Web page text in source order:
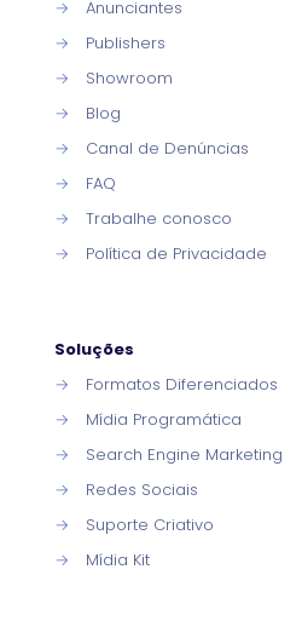
→
Anunciantes
→
Publishers
→
Showroom
→
Blog
→
Canal de Denúncias
→
FAQ
→
Trabalhe conosco
→
Política de Privacidade
Soluções
→
Formatos Diferenciados
→
Mídia Programática
→
Search Engine Marketing
→
Redes Sociais
→
Suporte Criativo
→
Mídia Kit